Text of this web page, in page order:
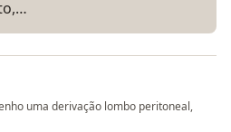
uma derivação lombo peritoneal,